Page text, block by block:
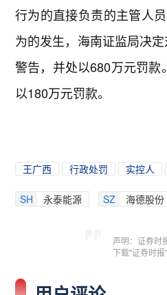
行为的直接负责的主管人
为的发生，海南证监局决
警告，并处以680万元罚
以180万元罚款。
王广西 行政处罚 实控人
SH 永泰能源 SZ 海德股份
声明：证券时
下载"证券时